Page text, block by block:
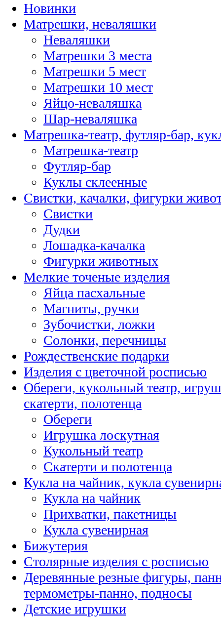
Новинки
Матрешки, неваляшки
Неваляшки
Матрешки 3 места
Матрешки 5 мест
Матрешки 10 мест
Яйцо-неваляшка
Шар-неваляшка
Матрешка-театр, футляр-бар,
Матрешка-театр
Футляр-бар
Куклы склеенные
Свистки, качалки, фигурки
Свистки
Дудки
Лошадка-качалка
Фигурки животных
Мелкие точеные изделия
Яйца пасхальные
Магниты, ручки
Зубочистки, ложки
Солонки, перечницы
Рождественские подарки
Изделия с цветочной росписью
Обереги, кукольный театр,
скатерти, полотенца
Обереги
Игрушка лоскутная
Кукольный театр
Скатерти и полотенца
Кукла на чайник, кукла
Кукла на чайник
Прихватки, пакетницы
Кукла сувенирная
Бижутерия
Столярные изделия с росписью
Деревянные резные фигуры,
термометры-панно, подносы
Детские игрушки